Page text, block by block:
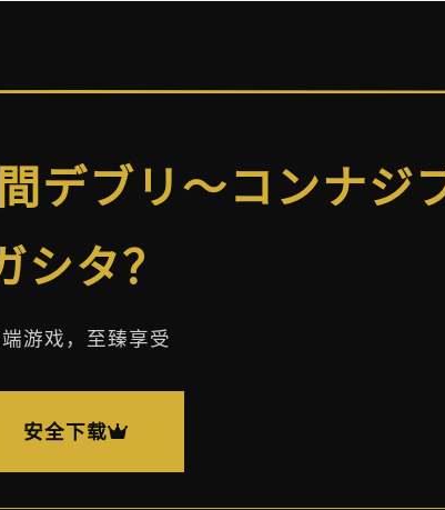
デブリ～コンナジ
シタ？
游戏，至臻享受
安全下载